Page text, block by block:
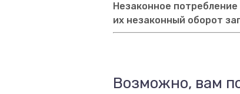
Незаконное
их незаконный оборот
Возможно, вам